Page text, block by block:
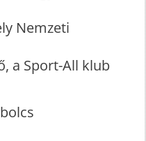
Nemzeti
a Sport-All klub